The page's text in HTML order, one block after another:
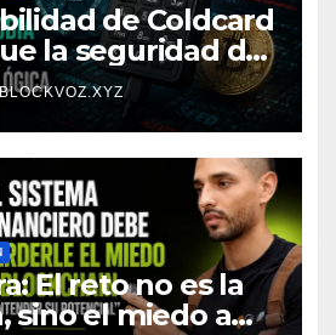
de Coldcard
la seguridad de
depende de
tecnológica,
Research
El reto no es la
sino el miedo a